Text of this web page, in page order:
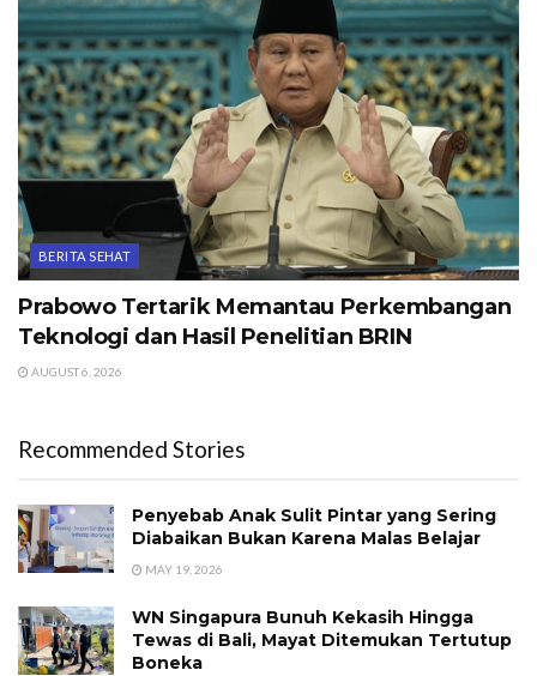
BERITA SEHAT
Prabowo Tertarik Memantau Perkembangan
Teknologi dan Hasil Penelitian BRIN
AUGUST 6, 2026
Recommended Stories
Penyebab Anak Sulit Pintar yang Sering
Diabaikan Bukan Karena Malas Belajar
MAY 19, 2026
WN Singapura Bunuh Kekasih Hingga
Tewas di Bali, Mayat Ditemukan Tertutup
Boneka